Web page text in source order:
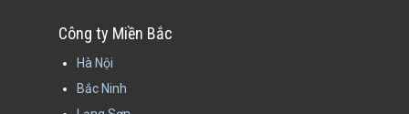
Công ty Miền Bắc
Hà Nội
Bắc Ninh